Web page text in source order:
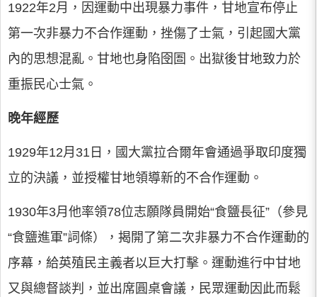
1922年2月，因運動中出現暴力事件，甘地宣布停止
第一次非暴力不合作運動，挫傷了士氣，引起國大黨
內的思想混亂。甘地也身陷囹圄。出獄後甘地致力於
重振民心士氣。
晚年經歷
1929年12月31日，國大黨拉合爾年會通過爭取印度獨
立的決議，並授權甘地領導新的不合作運動。
1930年3月他率領78位志願隊員開始“食鹽長征”（參見
“食鹽進軍”詞條），揭開了第二次非暴力不合作運動的
序幕，給英殖民主義者以巨大打擊。運動進行中甘地
又與總督談判，並出席圓桌會議，民眾運動因此而鬆